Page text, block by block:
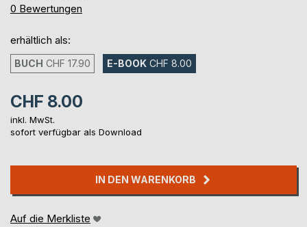
0%
0 Bewertungen
erhältlich als:
BUCH CHF 17.90 E-BOOK CHF 8.00
CHF 8.00
inkl. MwSt.
sofort verfügbar als Download
IN DEN WARENKORB
Auf die Merkliste